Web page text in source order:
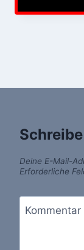
Deine E-Mail-
Erforderliche
Kommentar